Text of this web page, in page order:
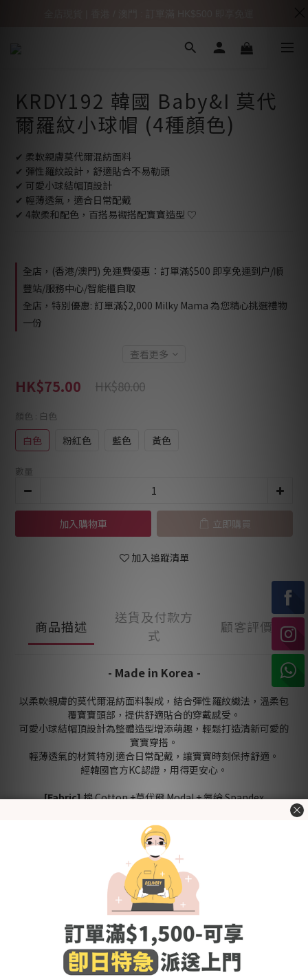
KRDY192 韓國 Baby&I 莫代
爾羅紋小球帽 (4種顏色)
✔ 柔軟親膚莫代爾混紡面料
✔ 彈性羅紋設計，舒適貼合不易勒頭
✔ 可愛小球結帽頂設計
✔ 輕薄透氣，適合日常配戴
✔ 4款柔和配色，百搭易襯搭配寶寶造型 ♡
全店，(香港/澳門) 免運費優惠：訂單滿$500 即享免運到户/順
豐站/服務中心/智能櫃自取
全店，特別優惠: 訂單滿$2,000 Milky Mama 為您精心挑選禮物
一份
查看更多
HK$75.00 HK$80.00
顏色 : 白色
白色 粉紅色 藍色 黃色
數量
加入購物車 立即購買
加入追蹤清單
商品描述
送貨及付款方
式
顧客評價
- Made in Korea -
以柔軟親膚的莫代爾混紡面料製成，結合彈性羅紋織法，溫柔包
覆寶寶頭部，提供舒適貼合的穿戴感受。
可愛小球結帽頂設計為整體造型增添萌趣，輕鬆打造清新可愛的
寶寶穿搭。
輕薄透氣的材質特別適合日常配戴，讓寶寶時刻保持舒適。
經韓國官方KC認證，用得更安心。
[Fabric]棉 Cotton +莫代爾 Modal + 氨綸 Spandex
白色 White / 粉紅色 Pink / 藍色 Blue / 黃色 Yellow
17 X 32 cm (Free Size)
商品詳細尺寸請參考圖片內的「尺寸資料」說明
洗滌建議
-首次使用前
-請先清洗建議使用冷水或微溫水手洗
-請勿使用含氯漂白劑
-避免高溫烘乾
-平放晾乾以維持最佳彈性及版型